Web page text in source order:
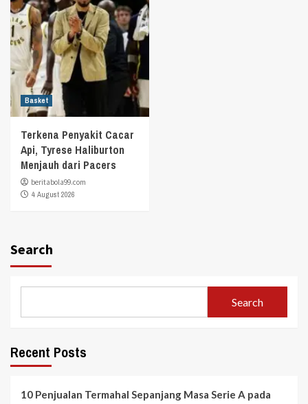
Basket
Terkena Penyakit Cacar
Api, Tyrese Haliburton
Menjauh dari Pacers
beritabola99.com
4 August 2026
Search
Search
Recent Posts
10 Penjualan Termahal Sepanjang Masa Serie A pada